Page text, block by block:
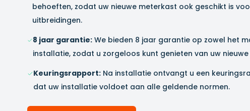
behoeften, zodat uw nieuwe meterkast ook geschikt is
uitbreidingen.
8 jaar garantie: We bieden 8 jaar garantie op zowel het
installatie, zodat u zorgeloos kunt genieten van uw
Keuringsrapport:Na installatie ontvangt u een
dat uw installatie voldoet aan alle geldende normen.